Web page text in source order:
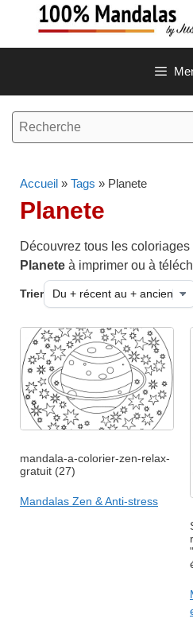
contenu
Accueil » Tags » Planete
Planete
Découvrez tous les
Planete à imprimer ou à
Trier
mandala-a-colorier-zen-relax-
gratuit (27)
Mandalas Zen & Anti-stress